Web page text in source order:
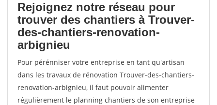
Rejoignez notre réseau pour
trouver des chantiers à Trouver-
des-chantiers-renovation-
arbignieu
Pour pérénniser votre entreprise en tant qu'artisan
dans les travaux de rénovation Trouver-des-chantiers-
renovation-arbignieu, il faut pouvoir alimenter
régulièrement le planning chantiers de son entreprise